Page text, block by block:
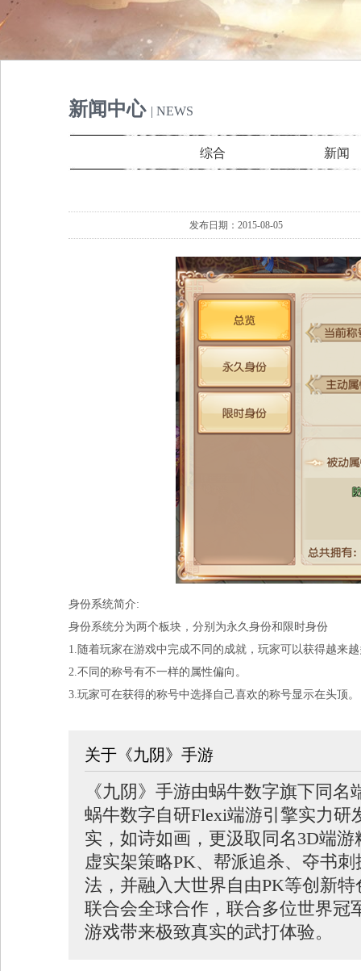
新闻中心 | NEWS
综合 新闻
发布日期：2015-08-05
身份系统简介:
身份系统分为两个板块，分别为永久身份和限时身份
1.随着玩家在游戏中完成不同的成就，玩家可以获得越来
2.不同的称号有不一样的属性偏向。
3.玩家可在获得的称号中选择自己喜欢的称号显示在头顶。
关于《九阴》手游
《九阴》手游由蜗牛数字旗下同
蜗牛数字自研Flexi端游引擎实力研
实，如诗如画，更汲取同名3D端
虚实架策略PK、帮派追杀、夺书
法，并融入大世界自由PK等创新
联合会全球合作，联合多位世界冠
游戏带来极致真实的武打体验。